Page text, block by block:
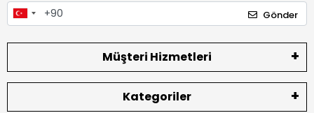
Gönder
Müşteri Hizmetleri
Kategoriler